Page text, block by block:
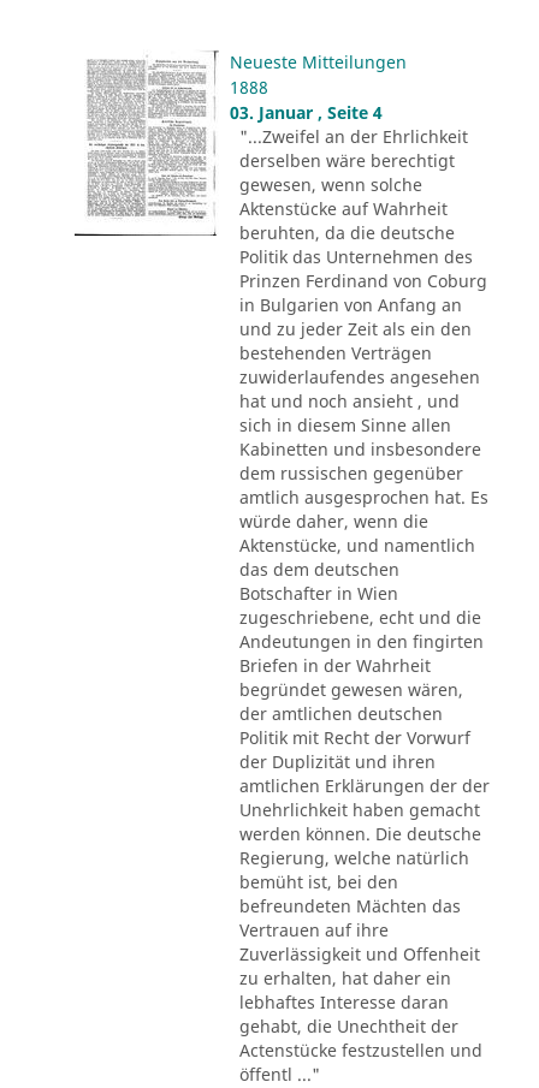
Neueste Mitteilungen
1888
03. Januar , Seite 4
"...Zweifel an der Ehrlichkeit
derselben wäre berechtigt
gewesen, wenn solche
Aktenstücke auf Wahrheit
beruhten, da die deutsche
Politik das Unternehmen des
Prinzen Ferdinand von Coburg
in Bulgarien von Anfang an
und zu jeder Zeit als ein den
bestehenden Verträgen
zuwiderlaufendes angesehen
hat und noch ansieht , und
sich in diesem Sinne allen
Kabinetten und insbesondere
dem russischen gegenüber
amtlich ausgesprochen hat. Es
würde daher, wenn die
Aktenstücke, und namentlich
das dem deutschen
Botschafter in Wien
zugeschriebene, echt und die
Andeutungen in den fingirten
Briefen in der Wahrheit
begründet gewesen wären,
der amtlichen deutschen
Politik mit Recht der Vorwurf
der Duplizität und ihren
amtlichen Erklärungen der der
Unehrlichkeit haben gemacht
werden können. Die deutsche
Regierung, welche natürlich
bemüht ist, bei den
befreundeten Mächten das
Vertrauen auf ihre
Zuverlässigkeit und Offenheit
zu erhalten, hat daher ein
lebhaftes Interesse daran
gehabt, die Unechtheit der
Actenstücke festzustellen und
öffentl ..."